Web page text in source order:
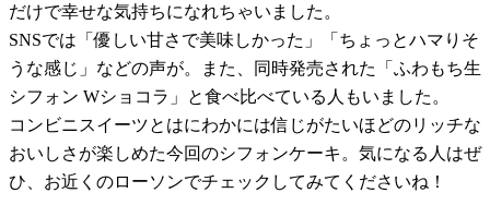
だけで幸せな気持ちになれちゃいました。
SNSでは「優しい甘さで美味しかった」「ちょっとハマりそ
うな感じ」などの声が。また、同時発売された「ふわもち生
シフォン Wショコラ」と食べ比べている人もいました。
コンビニスイーツとはにわかには信じがたいほどのリッチな
おいしさが楽しめた今回のシフォンケーキ。気になる人はぜ
ひ、お近くのローソンでチェックしてみてくださいね！